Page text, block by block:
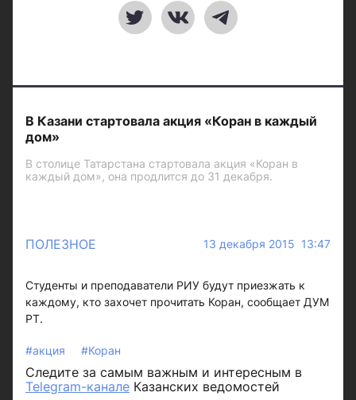
В Казани стартовала акция «Коран в каждый
дом»
В столице Татарстана стартовала акция «Коран в
каждый дом», она продлится до 31 декабря.
ПОЛЕЗНОЕ 13 декабря 2015 13:47
Студенты и преподаватели РИУ будут приезжать к
каждому, кто захочет прочитать Коран, сообщает ДУМ
РТ.
#акция #Коран
Следите за самым важным и интересным в
Telegram-канале Казанских ведомостей